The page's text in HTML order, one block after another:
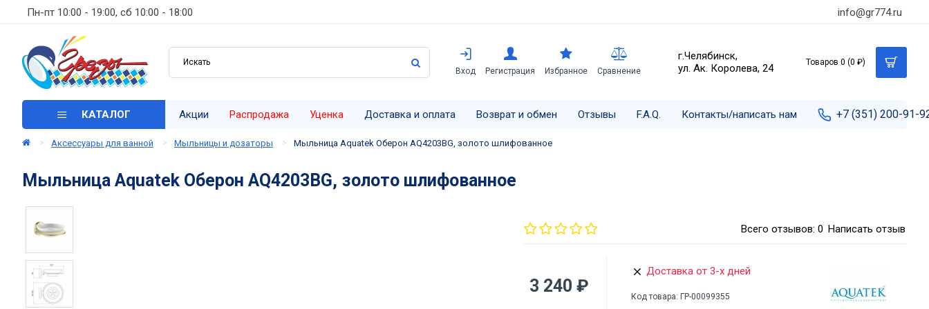
Пн-пт 10:00 - 19:00, сб 10:00 - 18:00 info@gr774.ru
Вход Регистрация Избранное Сравнение
г.Челябинск,
ул. Ак. Королева, 24
Товаров 0 (0 ₽)
КАТАЛОГ Акции Распродажа Уценка Доставка и оплата Возврат и обмен Отзывы F.A.Q. Контакты/написать нам +7 (351) 200-91-
Аксессуары для ванной Мыльницы и дозаторы Мыльница Aquatek Оберон AQ4203BG, золото шлифованное
Мыльница Aquatek Оберон AQ4203BG, золото шлифованное
Всего отзывов: 0 Написать отзыв
3 240 ₽
Доставка от 3-х дней
Код товара: ГР-00099355